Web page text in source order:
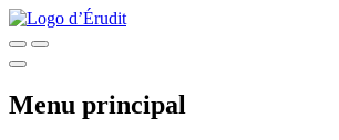
Menu principal